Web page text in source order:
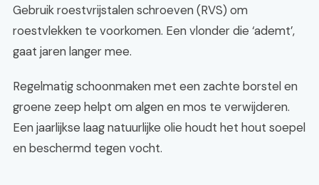
Gebruik roestvrijstalen schroeven (RVS) om
roestvlekken te voorkomen. Een vlonder die ‘ademt’,
gaat jaren langer mee.
Regelmatig schoonmaken met een zachte borstel en
groene zeep helpt om algen en mos te verwijderen.
Een jaarlijkse laag natuurlijke olie houdt het hout soepel
en beschermd tegen vocht.